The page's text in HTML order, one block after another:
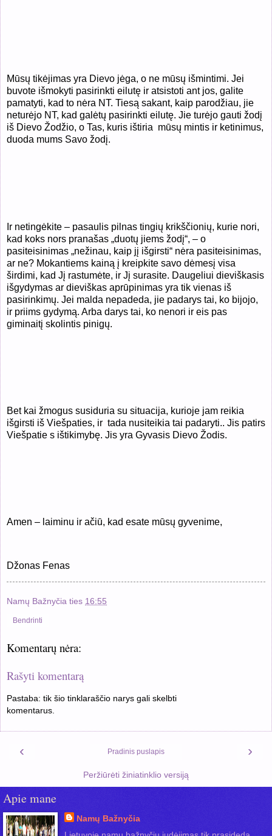
Mūsų tikėjimas yra Dievo jėga, o ne mūsų išmintimi. Jei
buvote išmokyti pasirinkti eilutę ir atsistoti ant jos, galite
pamatyti, kad to nėra NT. Tiesą sakant, kaip parodžiau, jie
neturėjo NT, kad galėtų pasirinkti eilutę. Jie turėjo gauti žodį
iš Dievo Žodžio, o Tas, kuris ištiria mūsų mintis ir ketinimus,
duoda mums Savo žodį.
Ir netingėkite – pasaulis pilnas tingių krikščionių, kurie nori,
kad koks nors pranašas „duotų jiems žodį“, – o
pasiteisinimas „nežinau, kaip jį išgirsti“ nėra pasiteisinimas,
ar ne? Mokantiems kainą į kreipkite savo dėmesį visa
širdimi, kad Jį rastumėte, ir Jį surasite. Daugeliui dieviškasis
išgydymas ar dieviškas aprūpinimas yra tik vienas iš
pasirinkimų. Jei malda nepadeda, jie padarys tai, ko bijojo,
ir priims gydymą. Arba darys tai, ko nenori ir eis pas
giminaitį skolintis pinigų.
Bet kai žmogus susiduria su situacija, kurioje jam reikia
išgirsti iš Viešpaties, ir tada nusiteikia tai padaryti.. Jis patirs
Viešpatie s ištikimybę. Jis yra Gyvasis Dievo Žodis.
Amen – laiminu ir ačiū, kad esate mūsų gyvenime,
Džonas Fenas
Namų Bažnyčia ties 16:55
Bendrinti
Komentarų nėra:
Rašyti komentarą
Pastaba: tik šio tinklaraščio narys gali skelbti
komentarus.
‹ ›
Pradinis puslapis
Peržiūrėti žiniatinklio versiją
Apie mane
Namų Bažnyčia